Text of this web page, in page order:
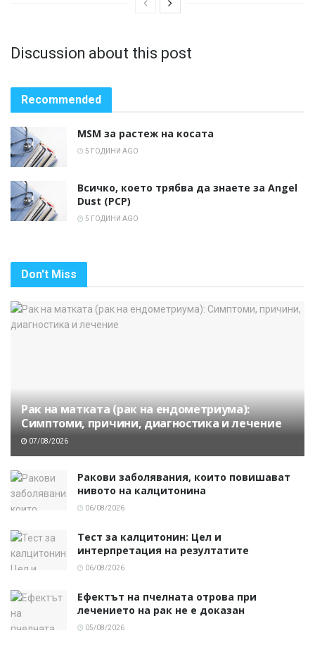
Discussion about this post
Recommended
MSM за растеж на косата
5 ГОДИНИ AGO
Всичко, което трябва да знаете за Angel
Dust (PCP)
5 ГОДИНИ AGO
Don't Miss
Рак на матката (рак на ендометриума):
Симптоми, причини, диагностика и лечение
07/08/2026
Ракови заболявания, които повишават
нивото на калцитонина
06/08/2026
Тест за калцитонин: Цел и
интерпретация на резултатите
06/08/2026
Ефектът на пчелната отрова при
лечението на рак не е доказан
05/08/2026